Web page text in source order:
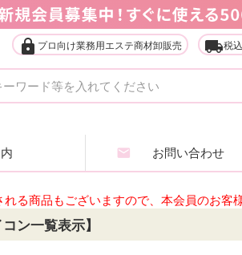
lock プロ向け業務用エステ商材卸販売 local_shipping税
タオル・ガウン・ターバン
アイラッシュ・アイブロウ
ヘアケア商品
お問い合わせ
る商品もございますので、本会員のお客
ン一覧表示】